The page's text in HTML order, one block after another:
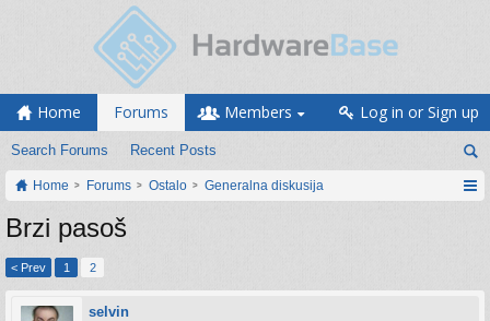
Home Forums
Search Forums Recent Posts
Members Log in or Sign up
Home Forums Ostalo Generalna diskusija
Brzi pasoš
< Prev 1 2
selvin